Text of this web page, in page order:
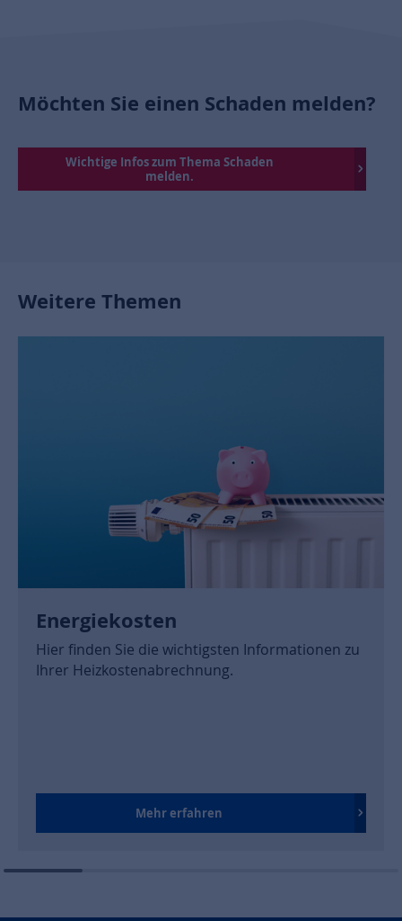
Möchten Sie einen Schaden melden?
Wichtige Infos zum Thema Schaden
melden.
Weitere Themen
Informationen zu
Mehr erfahren